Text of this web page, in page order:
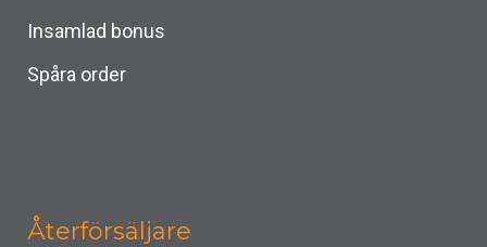
Insamlad bonus
Spåra order
Återförsäljare